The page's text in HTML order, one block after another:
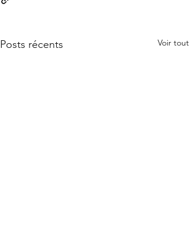
Posts récents Voir tout